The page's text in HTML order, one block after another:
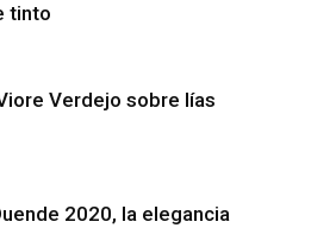
tinto
Verdejo sobre lías
2020, la elegancia